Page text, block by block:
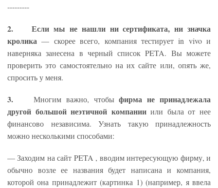
---------
2.
Если мы не нашли ни сертификата, ни значка
кролика— скорее всего, компания тестирует in vivo и
наверняка занесена в черный список PETA. Вы можете
проверить это самостоятельно на их сайте или, опять же,
спросить у меня.
3. Многим важно, чтобыфирма не принадлежала
другой большой неэтичной компанииили была от нее
финансово независима. Узнать такую принадлежность
можно несколькими способами:
— Заходим на сайт PETA , вводим интересующую фирму, и
обычно возле ее названия будет написана и компания,
которой она принадлежит (картинка 1) (например, я ввела